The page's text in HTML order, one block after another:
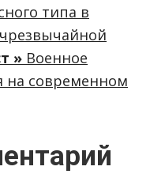
типа в
» Военное
на современном